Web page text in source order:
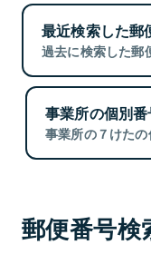
最近検索した郵
過去に検索した郵
事業所の個別
事業所の７けたの
郵便番号検